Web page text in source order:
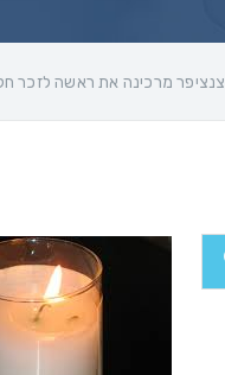
מרכינה את ראשה לזכר